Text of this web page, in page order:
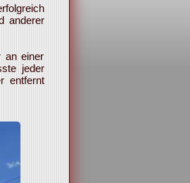
anderer
an einer
jeder
entfernt